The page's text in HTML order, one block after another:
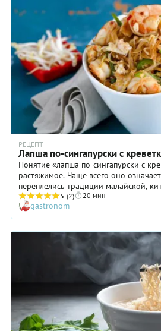
РЕЦЕПТ
Лапша по-сингапурски с
Понятие «лапша по-сингапурски с
растяжимое. Чаще всего оно
переплелись традиции малайской,
индонезийской кухни в одном
соусом и креветками готовят во
нередко дополняя блюдо жареными
пророщенной фасолью. Если вы
блюдо на домашней кухне —
Только подготовьте все
у вас под рукой: делать все
быстро и незамедлительно подавать.
5 (2) 20 мин
gastronom